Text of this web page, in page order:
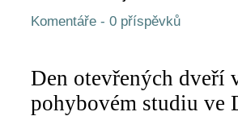
Komentáře - 0 příspěvků
Den otevřených dveří
pohybovém studiu ve